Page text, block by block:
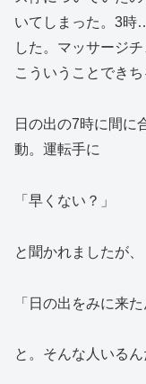
いてしまった。3時
した。マッサージ
こういうことでき
日の出の7時に間に
動。運転手に
「早くない？」
と聞かれましたが、
「日の出をみに来た
と。そんな人いるん